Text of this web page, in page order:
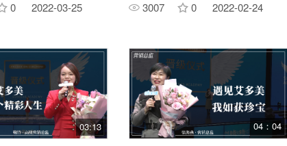
0 2022-03-25 3007 0 2022-02-24
03:13 04：04